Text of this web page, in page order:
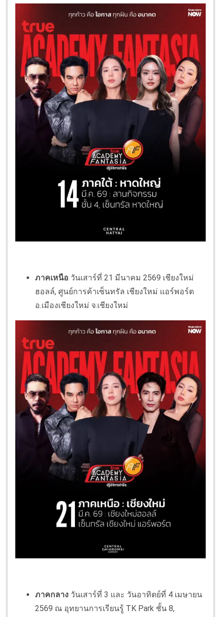
ภาคเหนือ วันเสาร์ที่ 21 มีนาคม 2569 เชียงใหม่
ฮอลล์, ศูนย์การค้าเซ็นทรัล เชียงใหม่ แอร์พอร์ต
อ.เมืองเชียงใหม่ จ.เชียงใหม่
ภาคกลาง วันเสาร์ที่ 3 และ วันอาทิตย์ที่ 4 เมษายน
2569 ณ อุทยานการเรียนรู้ TK Park ชั้น 8,